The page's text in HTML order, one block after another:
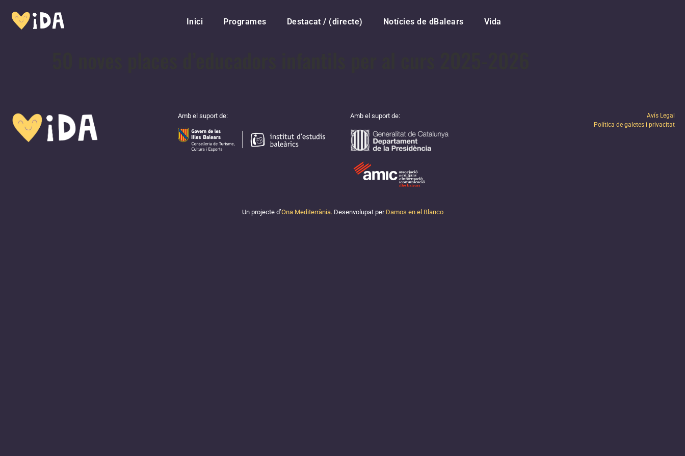
Inici Programes Destacat / (directe) Notícies de dBalears Vida
Amb el suport de: Amb el suport de:
Avís Legal
Política de galetes i privacitat
Un projecte d’Ona Mediterrània.Desenvolupat per Damos en el Blanco